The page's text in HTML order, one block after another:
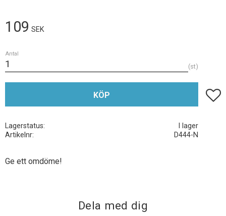
109 SEK
Antal
st
KÖP Lägg
Lagerstatus
I lager
Artikelnr
D444-N
Ge ett omdöme!
Dela med dig